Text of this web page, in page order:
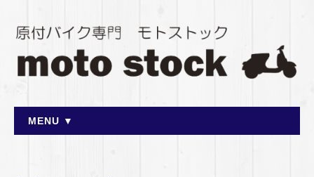
MENU ▼